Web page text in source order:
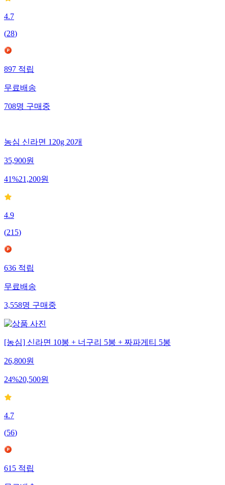
4.7
(28)
897적립
무료배송
708명구매중
농심 신라면 120g 20개
35,900원
41%21,200원
4.9
(215)
636적립
무료배송
3,558명구매중
[농심] 신라면 10봉 + 너구리 5봉 + 짜파게티 5봉
26,800원
24%20,500원
4.7
(56)
615적립